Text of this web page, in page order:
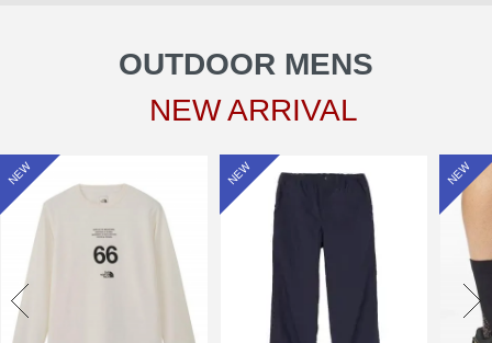
OUTDOOR MENS
NEW ARRIVAL
NEW NEW NEW